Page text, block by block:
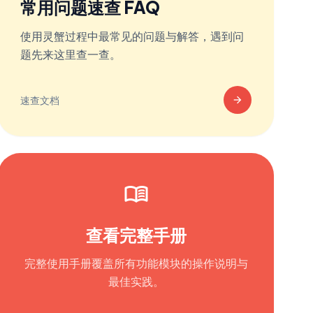
常用问题速查 FAQ
使用灵蟹过程中最常见的问题与解答，遇到问
题先来这里查一查。
速查文档 arrow_forward
menu_book
查看完整手册
完整使用手册覆盖所有功能模块的操作说明与
最佳实践。